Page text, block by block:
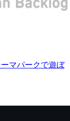
マパークで遊ぼ